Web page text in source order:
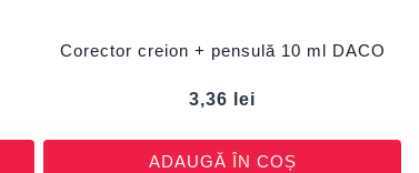
Corector creion + pensulă 10 ml DACO
3,36 lei
ADAUGĂ ÎN COȘ